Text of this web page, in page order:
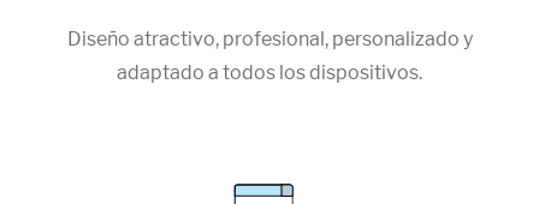
Diseño atractivo, profesional, personalizado y
adaptado a todos los dispositivos.